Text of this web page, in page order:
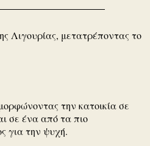
Λιγουρίας, μετατρέποντας το
την κατοικία σε
σε ένα από τα πιο
για την ψυχή.